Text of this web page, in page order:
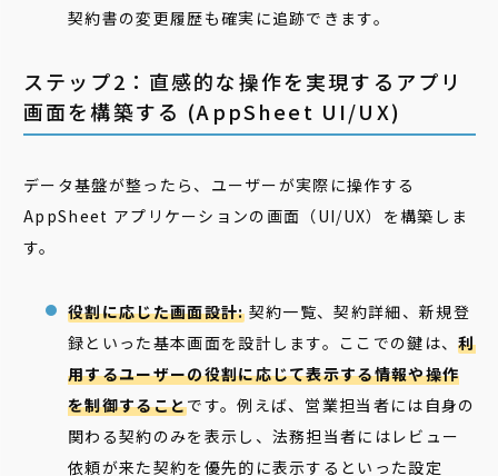
契約書の変更履歴も確実に追跡できます。
ステップ2：直感的な操作を実現するアプリ
画面を構築する (AppSheet UI/UX)
データ基盤が整ったら、ユーザーが実際に操作する
AppSheet アプリケーションの画面（UI/UX）を構築しま
す。
役割に応じた画面設計:契約一覧、契約詳細、新規登
録といった基本画面を設計します。ここでの鍵は、利
用するユーザーの役割に応じて表示する情報や操作
を制御することです。例えば、営業担当者には自身の
関わる契約のみを表示し、法務担当者にはレビュー
依頼が来た契約を優先的に表示するといった設定